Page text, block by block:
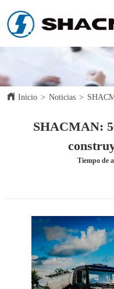
Inicio > Noticias >
SHACMAN:
Tiempo de